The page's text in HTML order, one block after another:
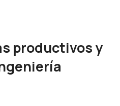
productivos y